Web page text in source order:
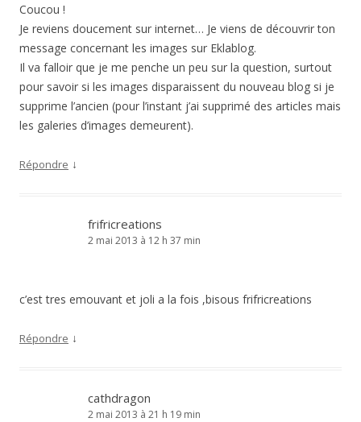
Coucou !
Je reviens doucement sur internet… Je viens de découvrir ton
message concernant les images sur Eklablog.
Il va falloir que je me penche un peu sur la question, surtout
pour savoir si les images disparaissent du nouveau blog si je
supprime l’ancien (pour l’instant j’ai supprimé des articles mais
les galeries d’images demeurent).
Répondre ↓
frifricreations
2 mai 2013 à 12 h 37 min
c’est tres emouvant et joli a la fois ,bisous frifricreations
Répondre ↓
cathdragon
2 mai 2013 à 21 h 19 min